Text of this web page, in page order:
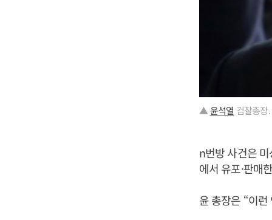
▲윤석열 검찰총장.
n번방 사건은
에서 유포·판매
윤 총장은 “이